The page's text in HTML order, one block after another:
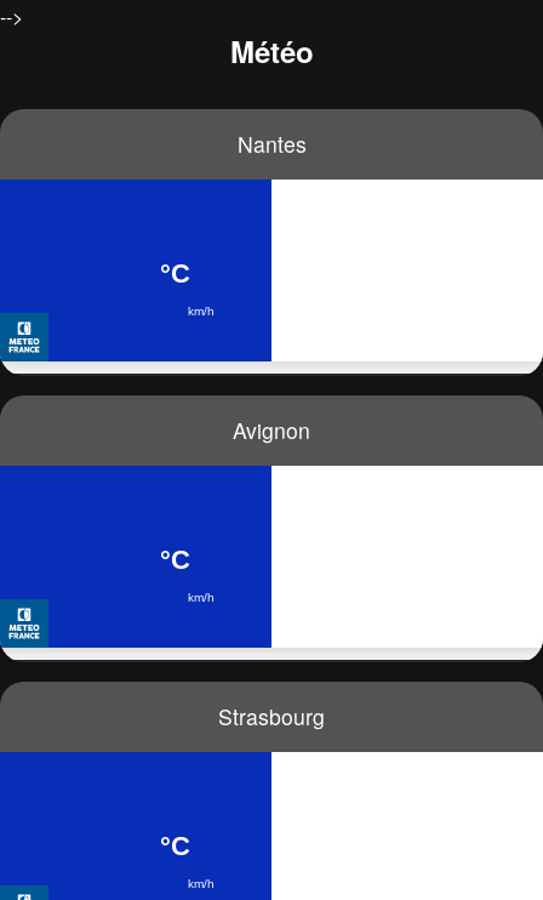
-->
Météo
Nantes
Avignon
Strasbourg